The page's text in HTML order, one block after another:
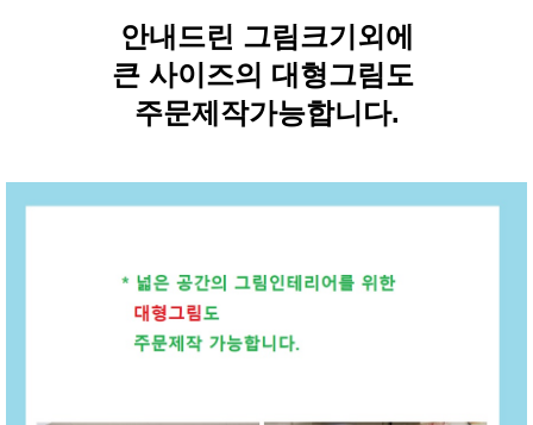
안내드린 그림크기외에
큰 사이즈의 대형그림도
주문제작가능합니다.